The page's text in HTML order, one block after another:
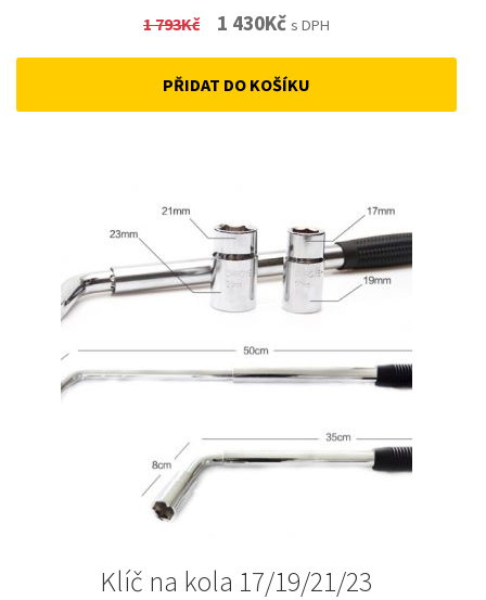
1 793Kč
Original
price
was:
1 430KčCurrent
price
is:
s DPH
PŘIDAT DO KOŠÍKU
Klíč na kola 17/19/21/23